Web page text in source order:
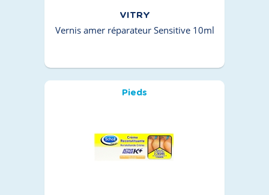
VITRY
Vernis amer réparateur Sensitive 10ml
Pieds